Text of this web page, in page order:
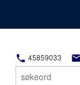
45859033